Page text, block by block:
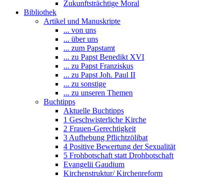
Zukunftsträchtige Moral
Bibliothek
Artikel und Manuskripte
... von uns
... über uns
... zum Papstamt
... zu Papst Benedikt XVI
... zu Papst Franziskus
... zu Papst Joh. Paul II
... zu sonstige
... zu unseren Themen
Buchtipps
Aktuelle Buchtipps
1 Geschwisterliche Kirche
2 Frauen-Gerechtigkeit
3 Aufhebung Pflichtzölibat
4 Positive Bewertung der Sexualität
5 Frohbotschaft statt Drohbotschaft
Evangelii Gaudium
Kirchenstruktur/ Kirchenreform